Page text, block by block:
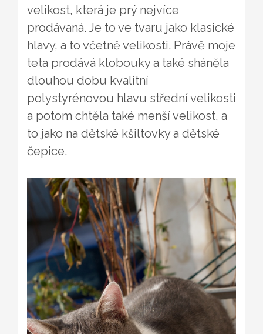
velikost, která je prý nejvíce
prodávaná. Je to ve tvaru jako klasické
hlavy, a to včetně velikosti. Právě moje
teta prodává klobouky a také sháněla
dlouhou dobu kvalitní
polystyrénovou hlavu střední velikosti
a potom chtěla také menší velikost, a
to jako na dětské kšiltovky a dětské
čepice.